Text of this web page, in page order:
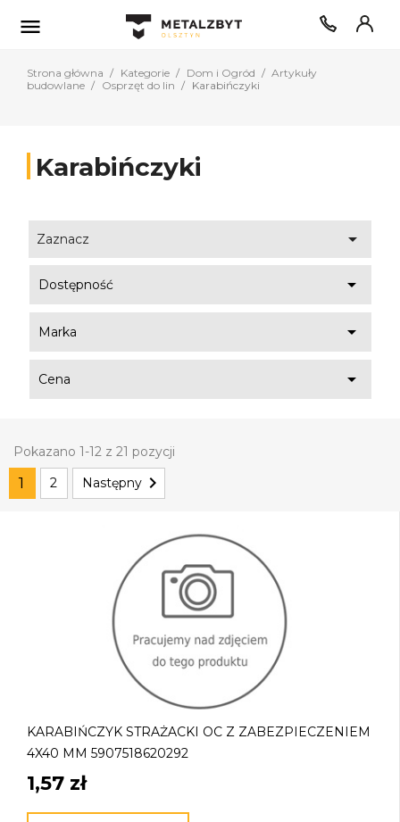

Strona główna Kategorie Dom i Ogród
Artykuły
budowlane
Osprzęt do lin Karabińczyki
Karabińczyki
Zaznacz 
Dostępność 
Marka 
Cena 
Pokazano 1-12 z 21 pozycji
1 2 Następny 
KARABIŃCZYK STRAŻACKI OC Z ZABEZPIECZENIEM
4X40 MM 5907518620292
1,57 zł